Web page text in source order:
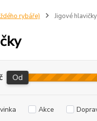
rybáře) Jigové hlavičky
Od
Akce